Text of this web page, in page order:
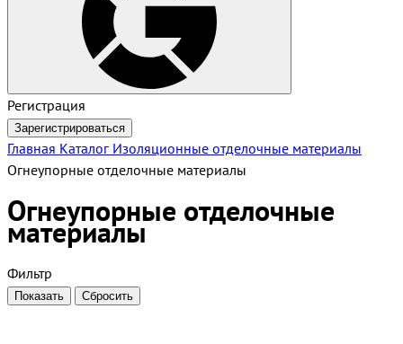
Регистрация
Зарегистрироваться
Главная Каталог Изоляционные отделочные материалы
Огнеупорные отделочные материалы
Огнеупорные отделочные
материалы
Фильтр